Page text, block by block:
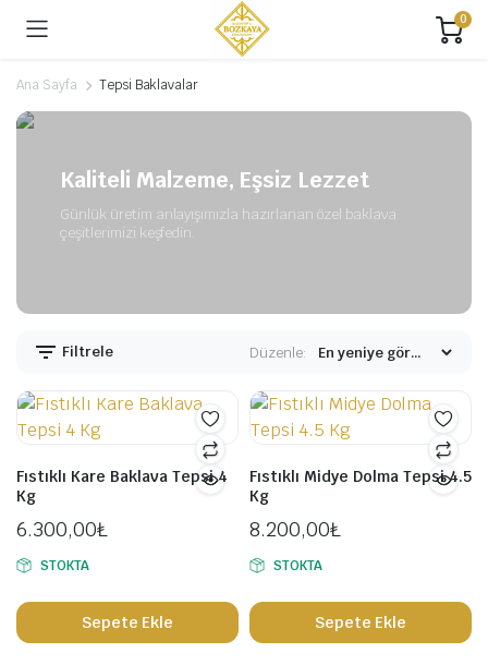
0
Ana Sayfa Tepsi Baklavalar
Kaliteli Malzeme, Eşsiz Lezzet
Günlük üretim anlayışımızla hazırlanan özel baklava
çeşitlerimizi keşfedin.
Filtrele Düzenle:
Fıstıklı Kare Baklava Tepsi 4
Kg
6.300,00₺
STOKTA
Sepete Ekle
Fıstıklı Midye Dolma Tepsi 4.5
Kg
8.200,00₺
STOKTA
Sepete Ekle